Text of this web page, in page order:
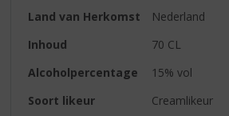
Land van Herkomst
Nederland
Inhoud
70 CL
Alcoholpercentage
15% vol
Soort likeur
Creamlikeur